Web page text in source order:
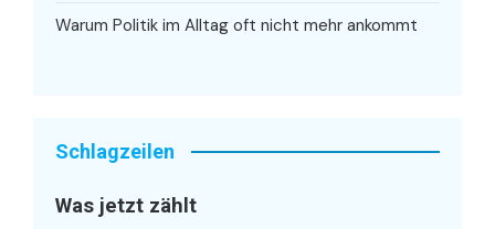
Warum Politik im Alltag oft nicht mehr ankommt
Schlagzeilen
Was jetzt zählt